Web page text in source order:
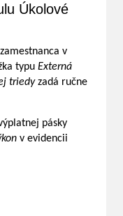
Úkolové
v
typu Externá
triedyzadá ručne
pásky
v evidencii